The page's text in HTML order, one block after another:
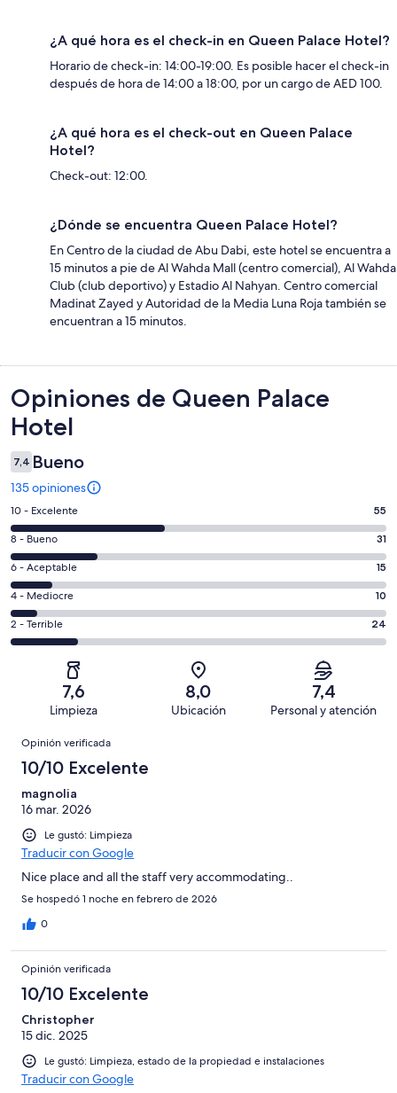
¿A qué hora es el check-in en Queen Palace Hotel?
Horario de check-in: 14:00-19:00. Es posible hacer el check-in
después de hora de 14:00 a 18:00, por un cargo de AED 100.
¿A qué hora es el check-out en Queen Palace
Hotel?
Check-out: 12:00.
¿Dónde se encuentra Queen Palace Hotel?
En Centro de la ciudad de Abu Dabi, este hotel se encuentra a
15 minutos a pie de Al Wahda Mall (centro comercial), Al Wahda
Club (club deportivo) y Estadio Al Nahyan. Centro comercial
Madinat Zayed y Autoridad de la Media Luna Roja también se
encuentran a 15 minutos.
Opiniones
Opiniones de Queen Palace
Hotel
7,4 Bueno
135 opiniones
Evaluación:
10
-
Excelente.
55
de
135
opiniones
10 - Excelente 55
Evaluación:
8
-
Bueno.
31
de
135
opiniones
8 - Bueno 31
Evaluación:
6
-
Aceptable.
15
opiniones
6 - Aceptable 15
Evaluación:
4
-
4 - Mediocre 10
Evaluación:
2
135
opiniones
2 - Terrible 24
7,6
Limpieza
8,0
Ubicación
7,4
Personal y atención
Opiniones
Opinión verificada
10/10 Excelente
magnolia
16 mar. 2026
Le gustó: Limpieza
Traducir con Google
Nice place and all the staff very accommodating..
Se hospedó 1 noche en febrero de 2026
0
Opinión verificada
10/10 Excelente
Christopher
15 dic. 2025
Le gustó: Limpieza, estado de la propiedad e instalaciones
Traducir con Google